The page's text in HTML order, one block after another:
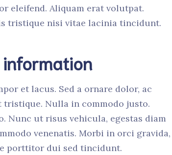
eleifend. Aliquam erat volutpat.
tristique nisi vitae lacinia tincidunt.
et lacus. Sed a ornare dolor, ac
Nulla in commodo justo.
Nunc ut risus vehicula, egestas diam
venenatis. Morbi in orci gravida,
porttitor dui sed tincidunt.